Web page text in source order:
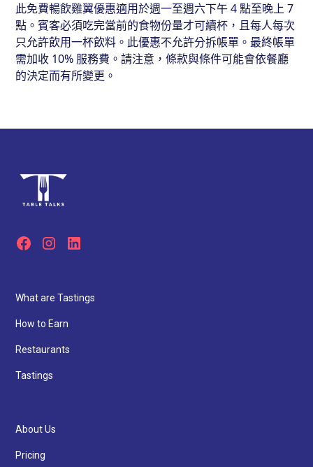
此免費暢飲雞翼優惠適用於週一至週六下午 4 點至晚上 7
點。賓客必須吃完當前的食物份量才可續杯，且每人每次
只允許飲用一杯飲料。此優惠不允許分拆帳單。最終帳單
需加收 10% 服務費。請注意，條款與條件可能會依餐廳
的決定而有所變更。
What are Tastings
How to Earn
Restaurants
Tastings
About Us
Pricing